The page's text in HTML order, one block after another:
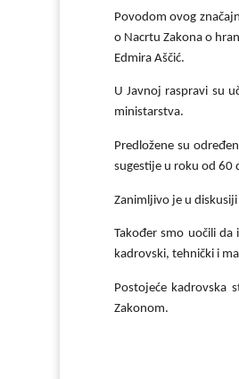
Povodom ovog
o Nacrtu Zakona o
Edmira Aščić.
U Javnoj raspravi su
ministarstva.
Predložene su
sugestije u roku od 60
Zanimljivo je u
Također smo uočili
kadrovski, tehnički i
Postojeće kadrovska
Zakonom.